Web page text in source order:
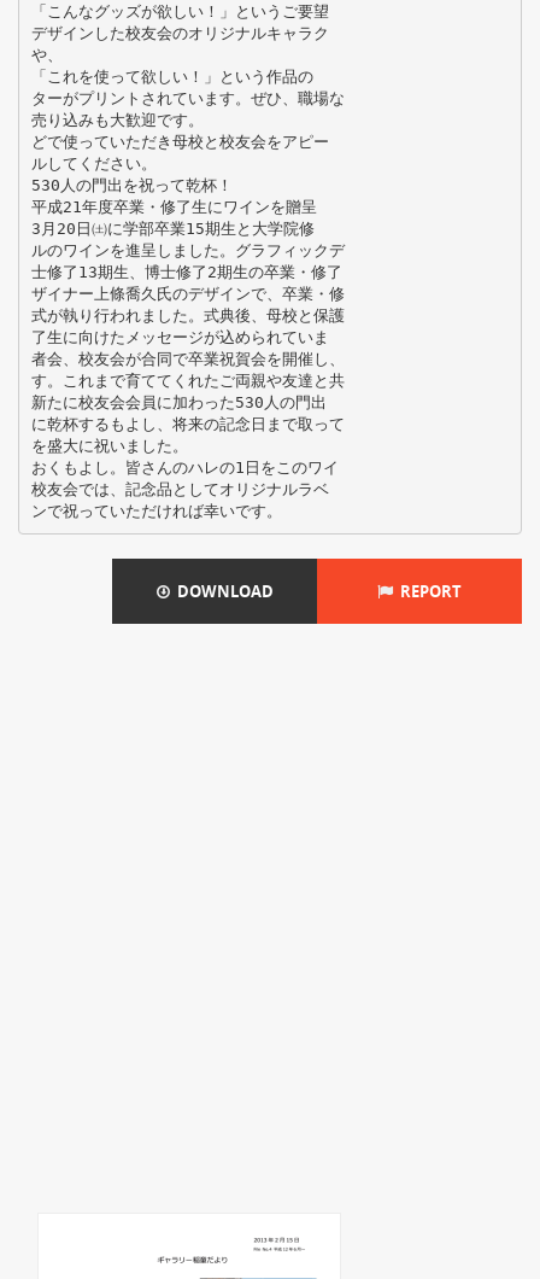
「こんなグッズが欲しい！」というご要望
デザインした校友会のオリジナルキャラク
や、
「これを使って欲しい！」という作品の
ターがプリントされています。ぜひ、職場な
売り込みも大歓迎です。
どで使っていただき母校と校友会をアピー
ルしてください。
530人の門出を祝って乾杯！
平成21年度卒業・修了生にワインを贈呈
3月20日㈯に学部卒業15期生と大学院修
ルのワインを進呈しました。グラフィックデ
士修了13期生、博士修了2期生の卒業・修了
ザイナー上條喬久氏のデザインで、卒業・修
式が執り行われました。式典後、母校と保護
了生に向けたメッセージが込められていま
者会、校友会が合同で卒業祝賀会を開催し、
す。これまで育ててくれたご両親や友達と共
新たに校友会会員に加わった530人の門出
に乾杯するもよし、将来の記念日まで取って
を盛大に祝いました。
おくもよし。皆さんのハレの1日をこのワイ
校友会では、記念品としてオリジナルラベ
DOWNLOAD REPORT